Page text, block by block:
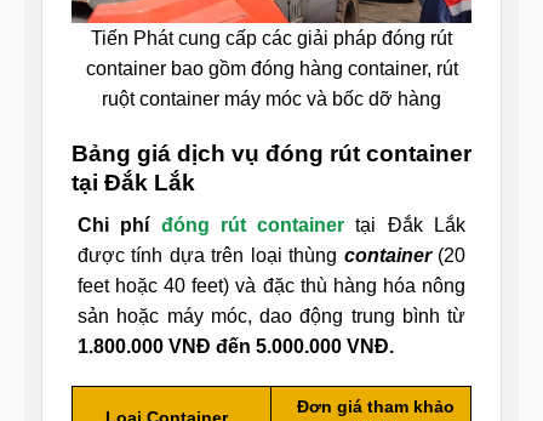
Tiến Phát cung cấp các giải pháp đóng rút
container bao gồm đóng hàng container, rút
ruột container máy móc và bốc dỡ hàng
Bảng giá dịch vụ đóng rút container
tại Đắk Lắk
Chi phí đóng rút container tại Đắk Lắk
được tính dựa trên loại thùng container(20
feet hoặc 40 feet) và đặc thù hàng hóa nông
sản hoặc máy móc, dao động trung bình từ
1.800.000 VNĐ đến 5.000.000 VNĐ.
Đơn giá tham khảo